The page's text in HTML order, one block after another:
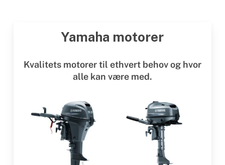
Yamaha motorer
Kvalitets motorer til ethvert behov og hvor
alle kan være med.